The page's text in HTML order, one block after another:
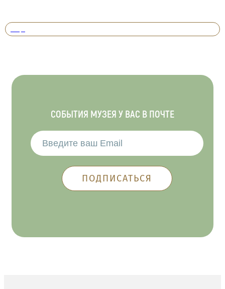
СОБЫТИЯ МУЗЕЯ У ВАС В ПОЧТЕ